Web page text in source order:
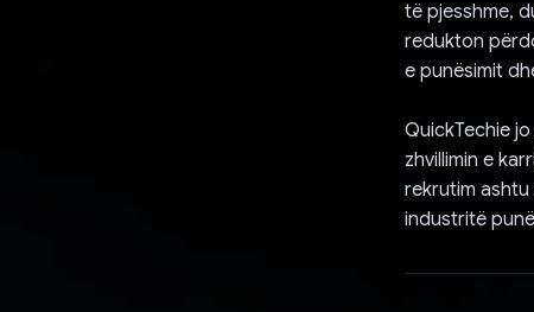
të pjesshme,
redukton
e punësimit
QuickTechie
zhvillimin e
rekrutim ashtu
industritë